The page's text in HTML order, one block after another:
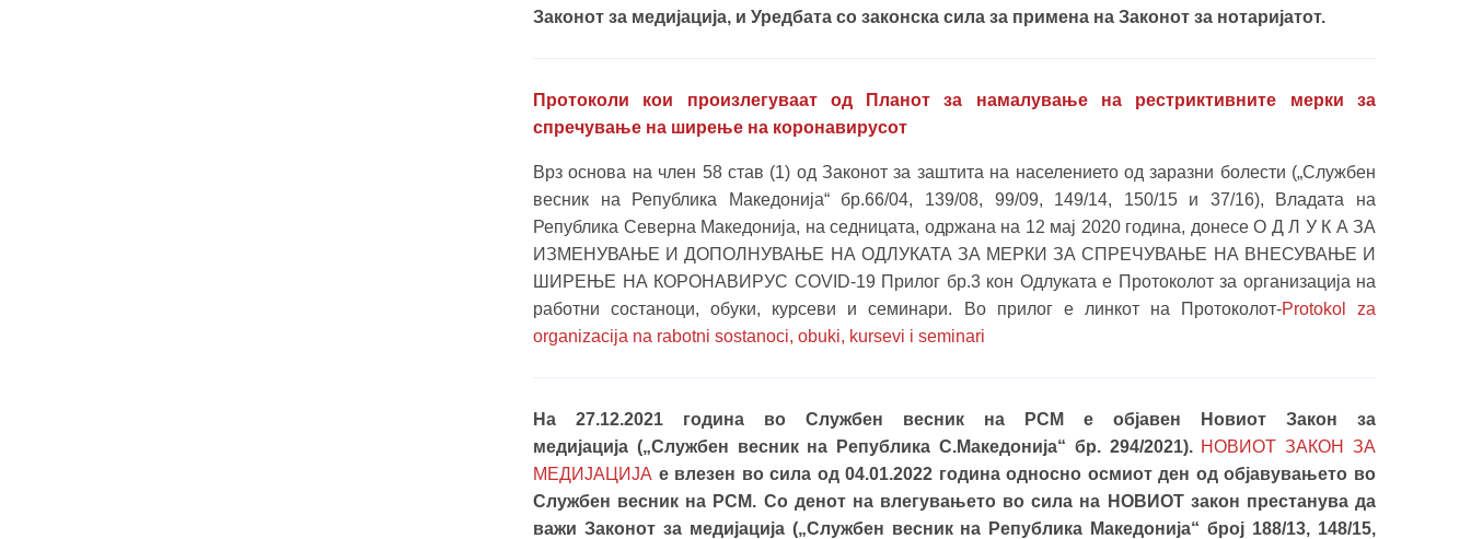
Законот за медијација, и Уредбата со законска сила за примена на Законот за нотаријатот.
Протоколи кои произлегуваат од Планот за намалување на рестриктивните мерки за
спречување на ширење на коронавирусот
Врз основа на член 58 став (1) од Законот за заштита на населението од заразни болести („Службен
весник на Република Македонија“ бр.66/04, 139/08, 99/09, 149/14, 150/15 и 37/16), Владата на
Република Северна Македонија, на седницата, одржана на 12 мај 2020 година, донесе О Д Л У К А ЗА
ИЗМЕНУВАЊЕ И ДОПОЛНУВАЊЕ НА ОДЛУКАТА ЗА МЕРКИ ЗА СПРЕЧУВАЊЕ НА ВНЕСУВАЊЕ И
ШИРЕЊЕ НА КОРОНАВИРУС COVID-19 Прилог бр.3 кон Одлуката е Протоколот за организација на
работни состаноци, обуки, курсеви и семинари. Во прилог е линкот на Протоколот-Protokol za
organizacija na rabotni sostanoci, obuki, kursevi i seminari
На 27.12.2021 година во Службен весник на РСМ е објавен Новиот Закон за
медијација („Службен весник на Република С.Мaкедонија“ бр. 294/2021). НОВИОТ ЗАКОН ЗА
МЕДИЈАЦИЈА е влезен во сила од 04.01.2022 година односно осмиот ден од објавувањето во
Службен весник на РСМ. Со денот на влегувањето во сила на НОВИОТ закон престанува да
важи Законот за медијација („Службен весник на Република Македонија“ број 188/13, 148/15,